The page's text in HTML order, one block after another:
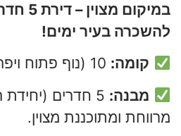
במיקום
להשכרה בעיר ימים!
קומה:
מבנה:
מרווחת ומתוכננת מצוין.